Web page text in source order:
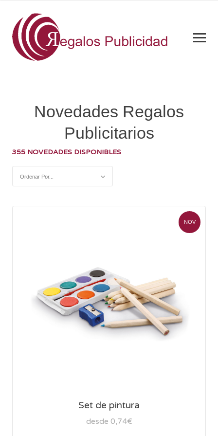
Novedades Regalos
Publicitarios
355 NOVEDADES DISPONIBLES
NOV
Set de pintura
desde 0,74€